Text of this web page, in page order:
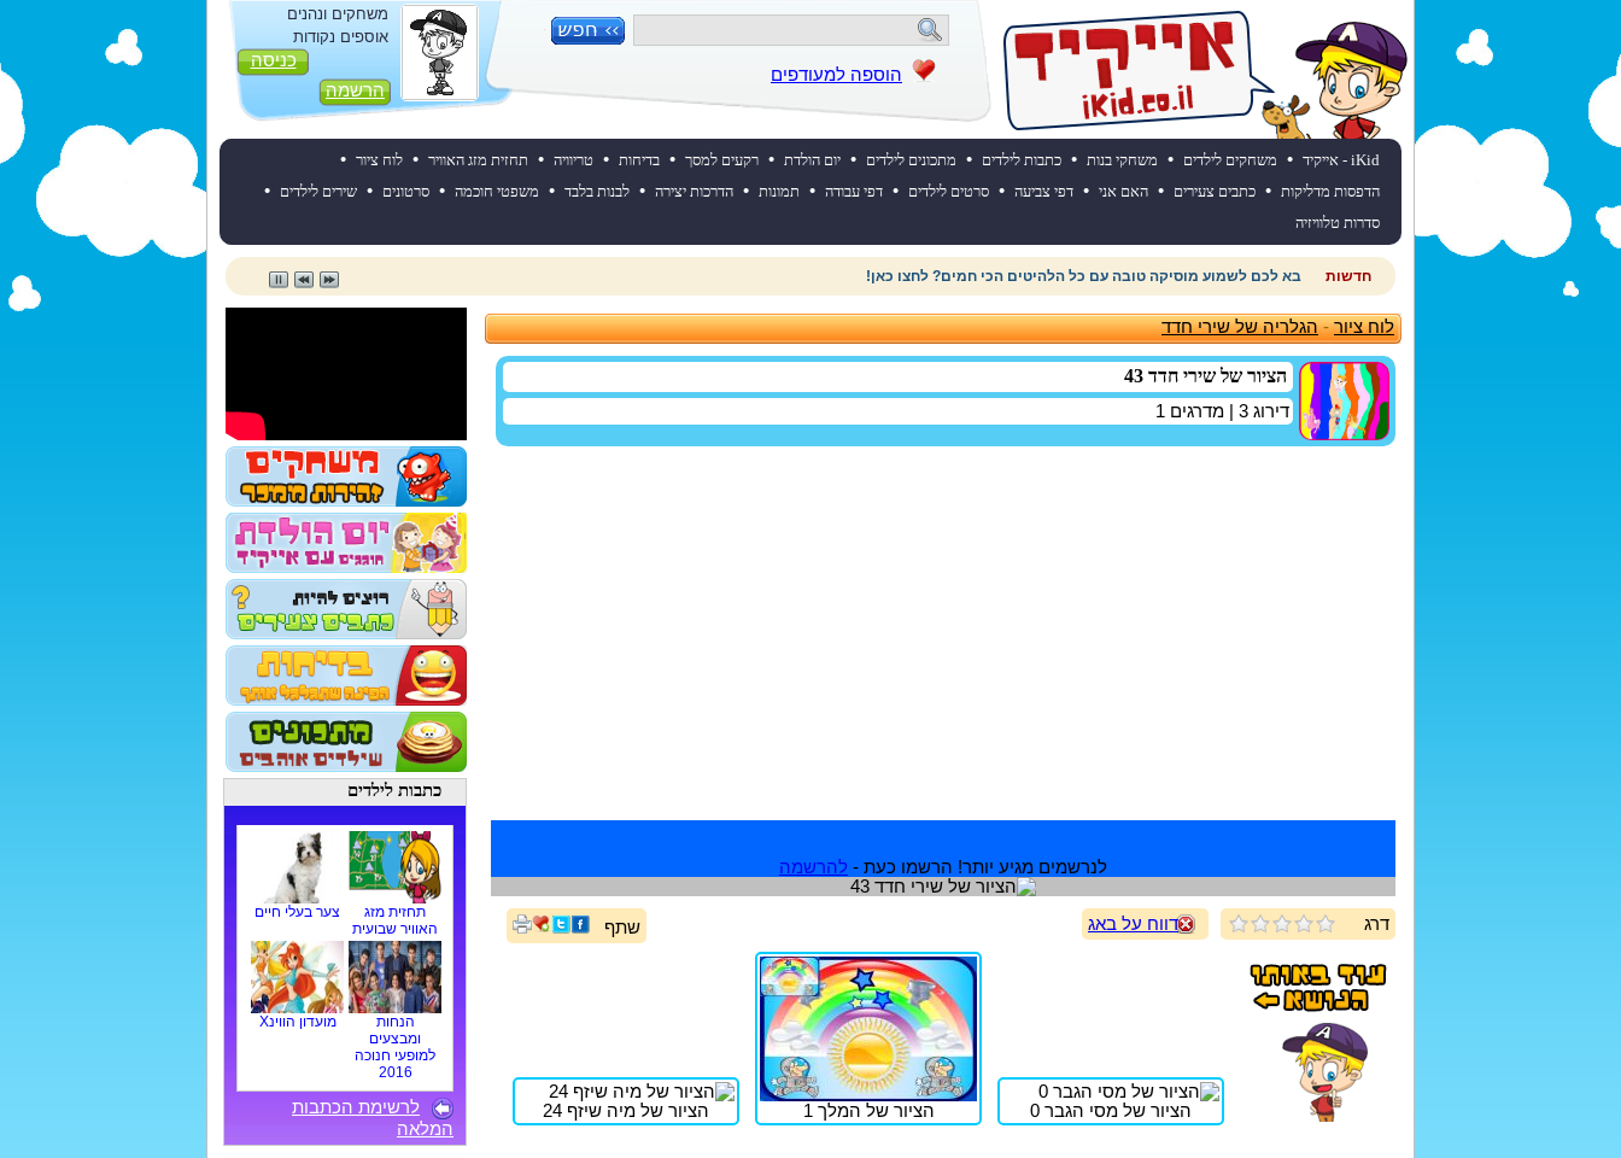
הוספה למעודפים
משחקים ונהנים
אוספים נקודות
כניסה
הרשמה
iKid - אייקיד • משחקים לילדים • משחקי בנות • כתבות לילדים • מתכונים לילדים • יום הולדת • רקעים למסך • בדיחות • טריוויה • תחזית מזג האוויר • לוח ציור •
הדפסות מדליקות • כתבים צעירים • האם אני • דפי צביעה • סרטים לילדים • דפי עבודה • תמונות • הדרכות יצירה • לבנות בלבד • משפטי חוכמה • סרטונים • שירים לילדים •
סדרות טלוויזיה
חדשות רוצים לדעת מהי תחזית מזג האוויר השבוע? לחצו כאן!
לוח ציור-הגלריה של שירי חדד
הציור של שירי חדד 43
דירוג 3 | מדרגים 1
לנרשמים מגיע יותר! הרשמו כעת - להרשמה
דרג דווח על באג שתף
הציור של מסי הגבר 0 הציור של המלך 1 הציור של מיה שיזף 24
כתבות לילדים
תחזית מזג
האוויר שבועית
צער בעלי חיים
הנחות
ומבצעים
למופעי חנוכה
2016
מועדון הווינX
לרשימת הכתבות
המלאה